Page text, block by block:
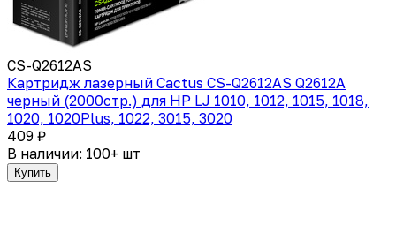
CS-Q2612AS
Картридж лазерный Cactus CS-Q2612AS Q2612A
черный (2000стр.) для HP LJ 1010, 1012, 1015, 1018,
1020, 1020Plus, 1022, 3015, 3020
409 ₽
В наличии: 100+ шт
Купить